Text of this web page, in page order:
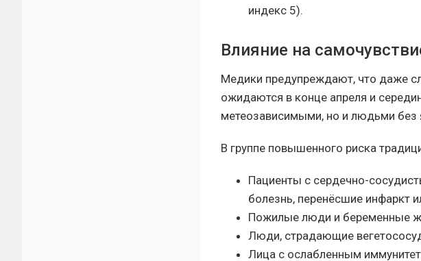
индекс 5).
Влияние на
Медики предупреждают, что даже
ожидаются в конце апреля и
метеозависимыми, но и людьми без
В группе повышенного риска
Пациенты с сердечно-
болезнь, перенёсшие инфаркт
Пожилые люди и беременные
Люди, страдающие
Лица с ослабленным